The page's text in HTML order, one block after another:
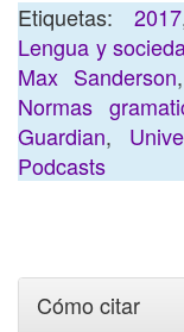
Etiquetas: 2017
Lengua y
Max Sanderson,
Normas
Guardian,
Podcasts
Cómo citar